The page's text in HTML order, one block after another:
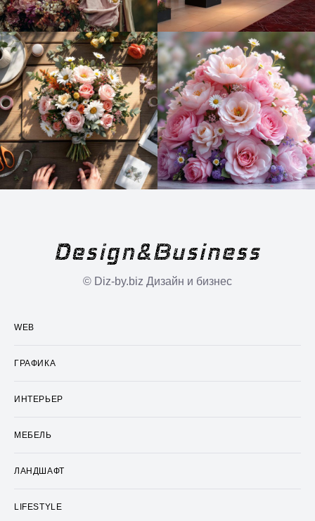
© Diz-by.biz Дизайн и бизнес
WEB
ГРАФИКА
ИНТЕРЬЕР
МЕБЕЛЬ
ЛАНДШАФТ
LIFESTYLE